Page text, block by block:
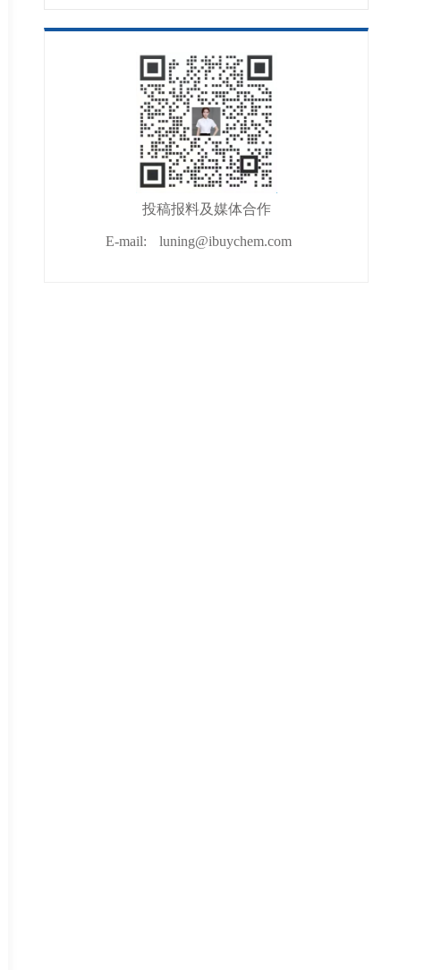
投稿报料及媒体合作
E-mail: luning@ibuychem.com